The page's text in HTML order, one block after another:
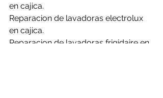
en cajica.
Reparacion de lavadoras electrolux
en cajica.
Reparacion de lavadoras frigidaire en